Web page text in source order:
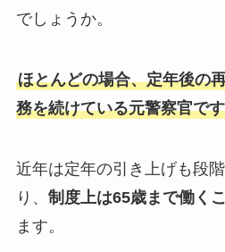
でしょうか。
ほとんどの場合、定年後の
務を続けている元警察官で
近年は定年の引き上げも段
り、 制度上は65歳まで働く
ます。